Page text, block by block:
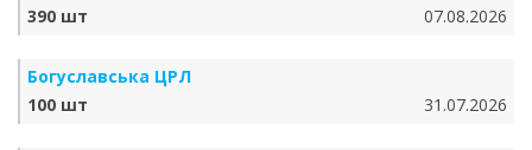
390 шт
07.08.2026
Богуславська ЦРЛ
100 шт
31.07.2026